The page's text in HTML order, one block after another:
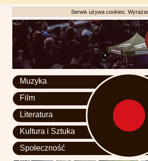
Serwis używa cookies.
Muzyka
Film
Literatura
Kultura i Sztuka
Społeczność